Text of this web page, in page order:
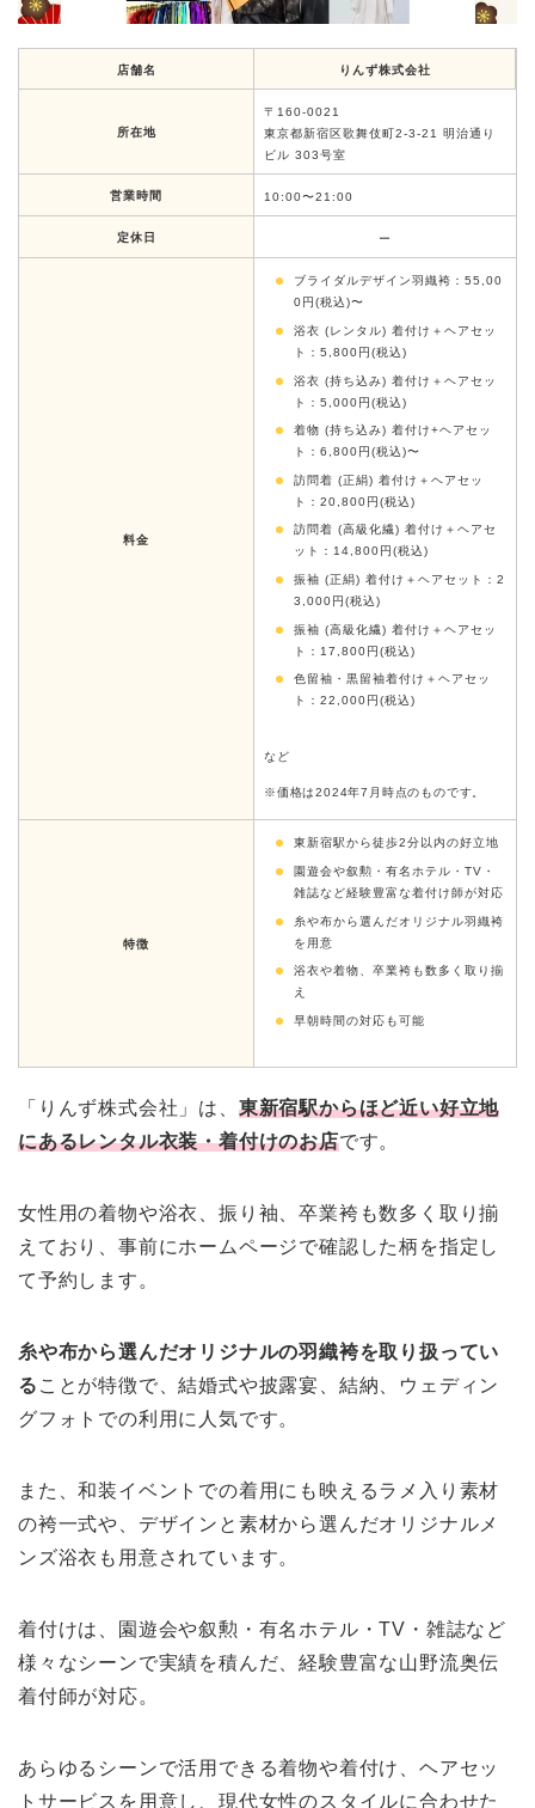
店舗名 りんず株式会社
所在地
〒160-0021
東京都新宿区歌舞伎町2-3-21 明治通り
ビル 303号室
営業時間 10:00〜21:00
定休日 ー
料金
ブライダルデザイン羽織袴：55,00
0円(税込)〜
浴衣 (レンタル) 着付け＋ヘアセッ
ト：5,800円(税込)
浴衣 (持ち込み) 着付け＋ヘアセッ
ト：5,000円(税込)
着物 (持ち込み) 着付け+ヘアセッ
ト：6,800円(税込)〜
訪問着 (正絹) 着付け＋ヘアセッ
ト：20,800円(税込)
訪問着 (高級化繊) 着付け＋ヘアセ
ット：14,800円(税込)
振袖 (正絹) 着付け＋ヘアセット：2
3,000円(税込)
振袖 (高級化繊) 着付け＋ヘアセッ
ト：17,800円(税込)
色留袖・黒留袖着付け＋ヘアセッ
ト：22,000円(税込)
など
※価格は2024年7月時点のものです。
特徴
東新宿駅から徒歩2分以内の好立地
園遊会や叙勲・有名ホテル・TV・
雑誌など経験豊富な着付け師が対応
糸や布から選んだオリジナル羽織袴
を用意
浴衣や着物、卒業袴も数多く取り揃
え
早朝時間の対応も可能
「りんず株式会社」は、 東新宿駅からほど近い好立地
にあるレンタル衣装・着付けのお店です。
女性用の着物や浴衣、振り袖、卒業袴も数多く取り揃
えており、事前にホームページで確認した柄を指定し
て予約します。
糸や布から選んだオリジナルの羽織袴を取り扱ってい
る ことが特徴で、結婚式や披露宴、結納、ウェディン
グフォトでの利用に人気です。
また、和装イベントでの着用にも映えるラメ入り素材
の袴一式や、デザインと素材から選んだオリジナルメ
ンズ浴衣も用意されています。
着付けは、園遊会や叙勲・有名ホテル・TV・雑誌など
様々なシーンで実績を積んだ、経験豊富な山野流奥伝
着付師が対応。
あらゆるシーンで活用できる着物や着付け、ヘアセッ
トサービスを用意し、現代女性のスタイルに合わせた